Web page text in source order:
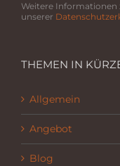
Weitere
unserer
THEMEN IN
Allgemein
Angebot
Blog